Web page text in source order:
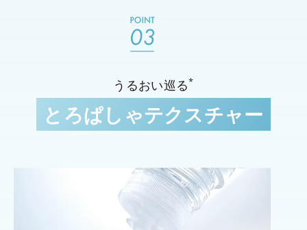
うるおい巡る*
とろぱしゃテクスチャー